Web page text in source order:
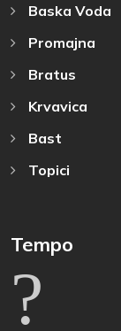
Baska Voda
Promajna
Bratus
Krvavica
Bast
Topici
Tempo